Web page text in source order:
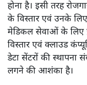
होना है। इसी तरह
के विस्तार एवं उनके
मेडिकल सेवाओं के लिए
विस्तार एवं क्लाउड
डेटा सेंटरों की
लगने की आशंका है।